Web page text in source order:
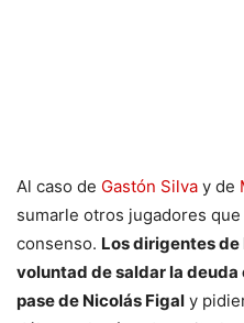
Al caso de Gastón Silva y de
sumarle otros jugadores
consenso. Los dirigentes
voluntad de saldar la deuda
pase de Nicolás Figal y